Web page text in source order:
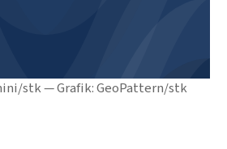
stk — Grafik: GeoPattern/stk